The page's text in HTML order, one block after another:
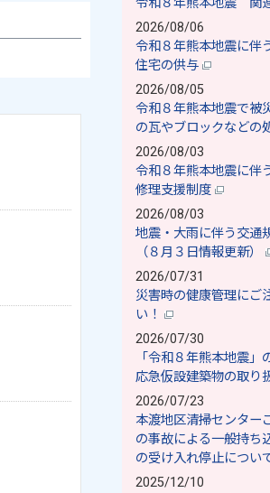
令和８年熊本地震 関
2026/08/06
令和８年熊本地震に伴
住宅の供与
2026/08/05
令和８年熊本地震で被
の瓦やブロックなどの
2026/08/03
令和８年熊本地震に伴
修理支援制度
2026/08/03
地震・大雨に伴う交通
（８月３日情報更新）
2026/07/31
災害時の健康管理にご
い！
2026/07/30
「令和８年熊本地震」
応急仮設建築物の取り
2026/07/23
本渡地区清掃センター
の事故による一般持ち
の受け入れ停止につい
2025/12/10